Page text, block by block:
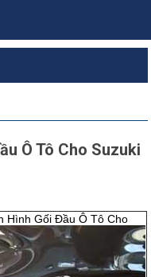
Ô Tô Cho Suzuki
Hình Gối Đầu Ô Tô Cho